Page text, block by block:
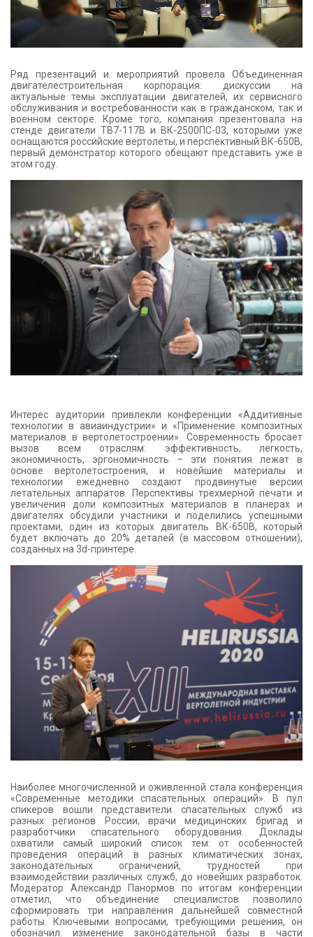
Ряд презентаций и мероприятий провела Объединенная
двигателестроительная корпорация: дискуссии на
актуальные темы эксплуатации двигателей, их сервисного
обслуживания и востребованности как в гражданском, так и
военном секторе. Кроме того, компания презентовала на
стенде двигатели ТВ7-117В и ВК-2500ПС-03, которыми уже
оснащаются российские вертолеты, и перспективный ВК-650В,
первый демонстратор которого обещают представить уже в
этом году.
Интерес аудитории привлекли конференции «Аддитивные
технологии в авиаиндустрии» и «Применение композитных
материалов в вертолетостроении». Современность бросает
вызов всем отраслям: эффективность, легкость,
экономичность, эргономичность – эти понятия лежат в
основе вертолетостроения, и новейшие материалы и
технологии ежедневно создают продвинутые версии
летательных аппаратов. Перспективы трехмерной печати и
увеличения доли композитных материалов в планерах и
двигателях обсудили участники и поделились успешными
проектами, один из которых двигатель ВК-650В, который
будет включать до 20% деталей (в массовом отношении),
созданных на 3d-принтере.
Наиболее многочисленной и оживленной стала конференция
«Современные методики спасательных операций». В пул
спикеров вошли представители спасательных служб из
разных регионов России, врачи медицинских бригад и
разработчики спасательного оборудования. Доклады
охватили самый широкий список тем: от особенностей
проведения операций в разных климатических зонах,
законодательных ограничений, трудностей при
взаимодействии различных служб, до новейших разработок.
Модератор Александр Панормов по итогам конференции
отметил, что объединение специалистов позволило
сформировать три направления дальнейшей совместной
работы. Ключевыми вопросами, требующими решения, он
обозначил: изменение законодательной базы в части